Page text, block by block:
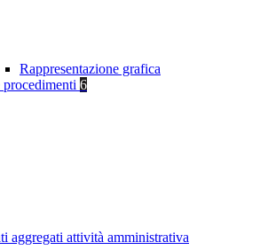
Rappresentazione grafica
6
aggregati attività amministrativa